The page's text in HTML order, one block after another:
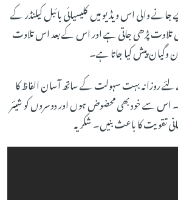
والی اس ویڈیو میں کلیسیائی بائبل کیلنڈر کے
پڑھی جاتی ہے اور اس کے بعد اس تلاوت
پیش کیا جاتا ہے۔
روزانہ بہت سہولت کے ساتھ آسان الفاظ کا
اس سے خود بھی محضوض ہوں اور دوسروں کو شیئر
تقویت کا باعث بنیں۔ شکریہ